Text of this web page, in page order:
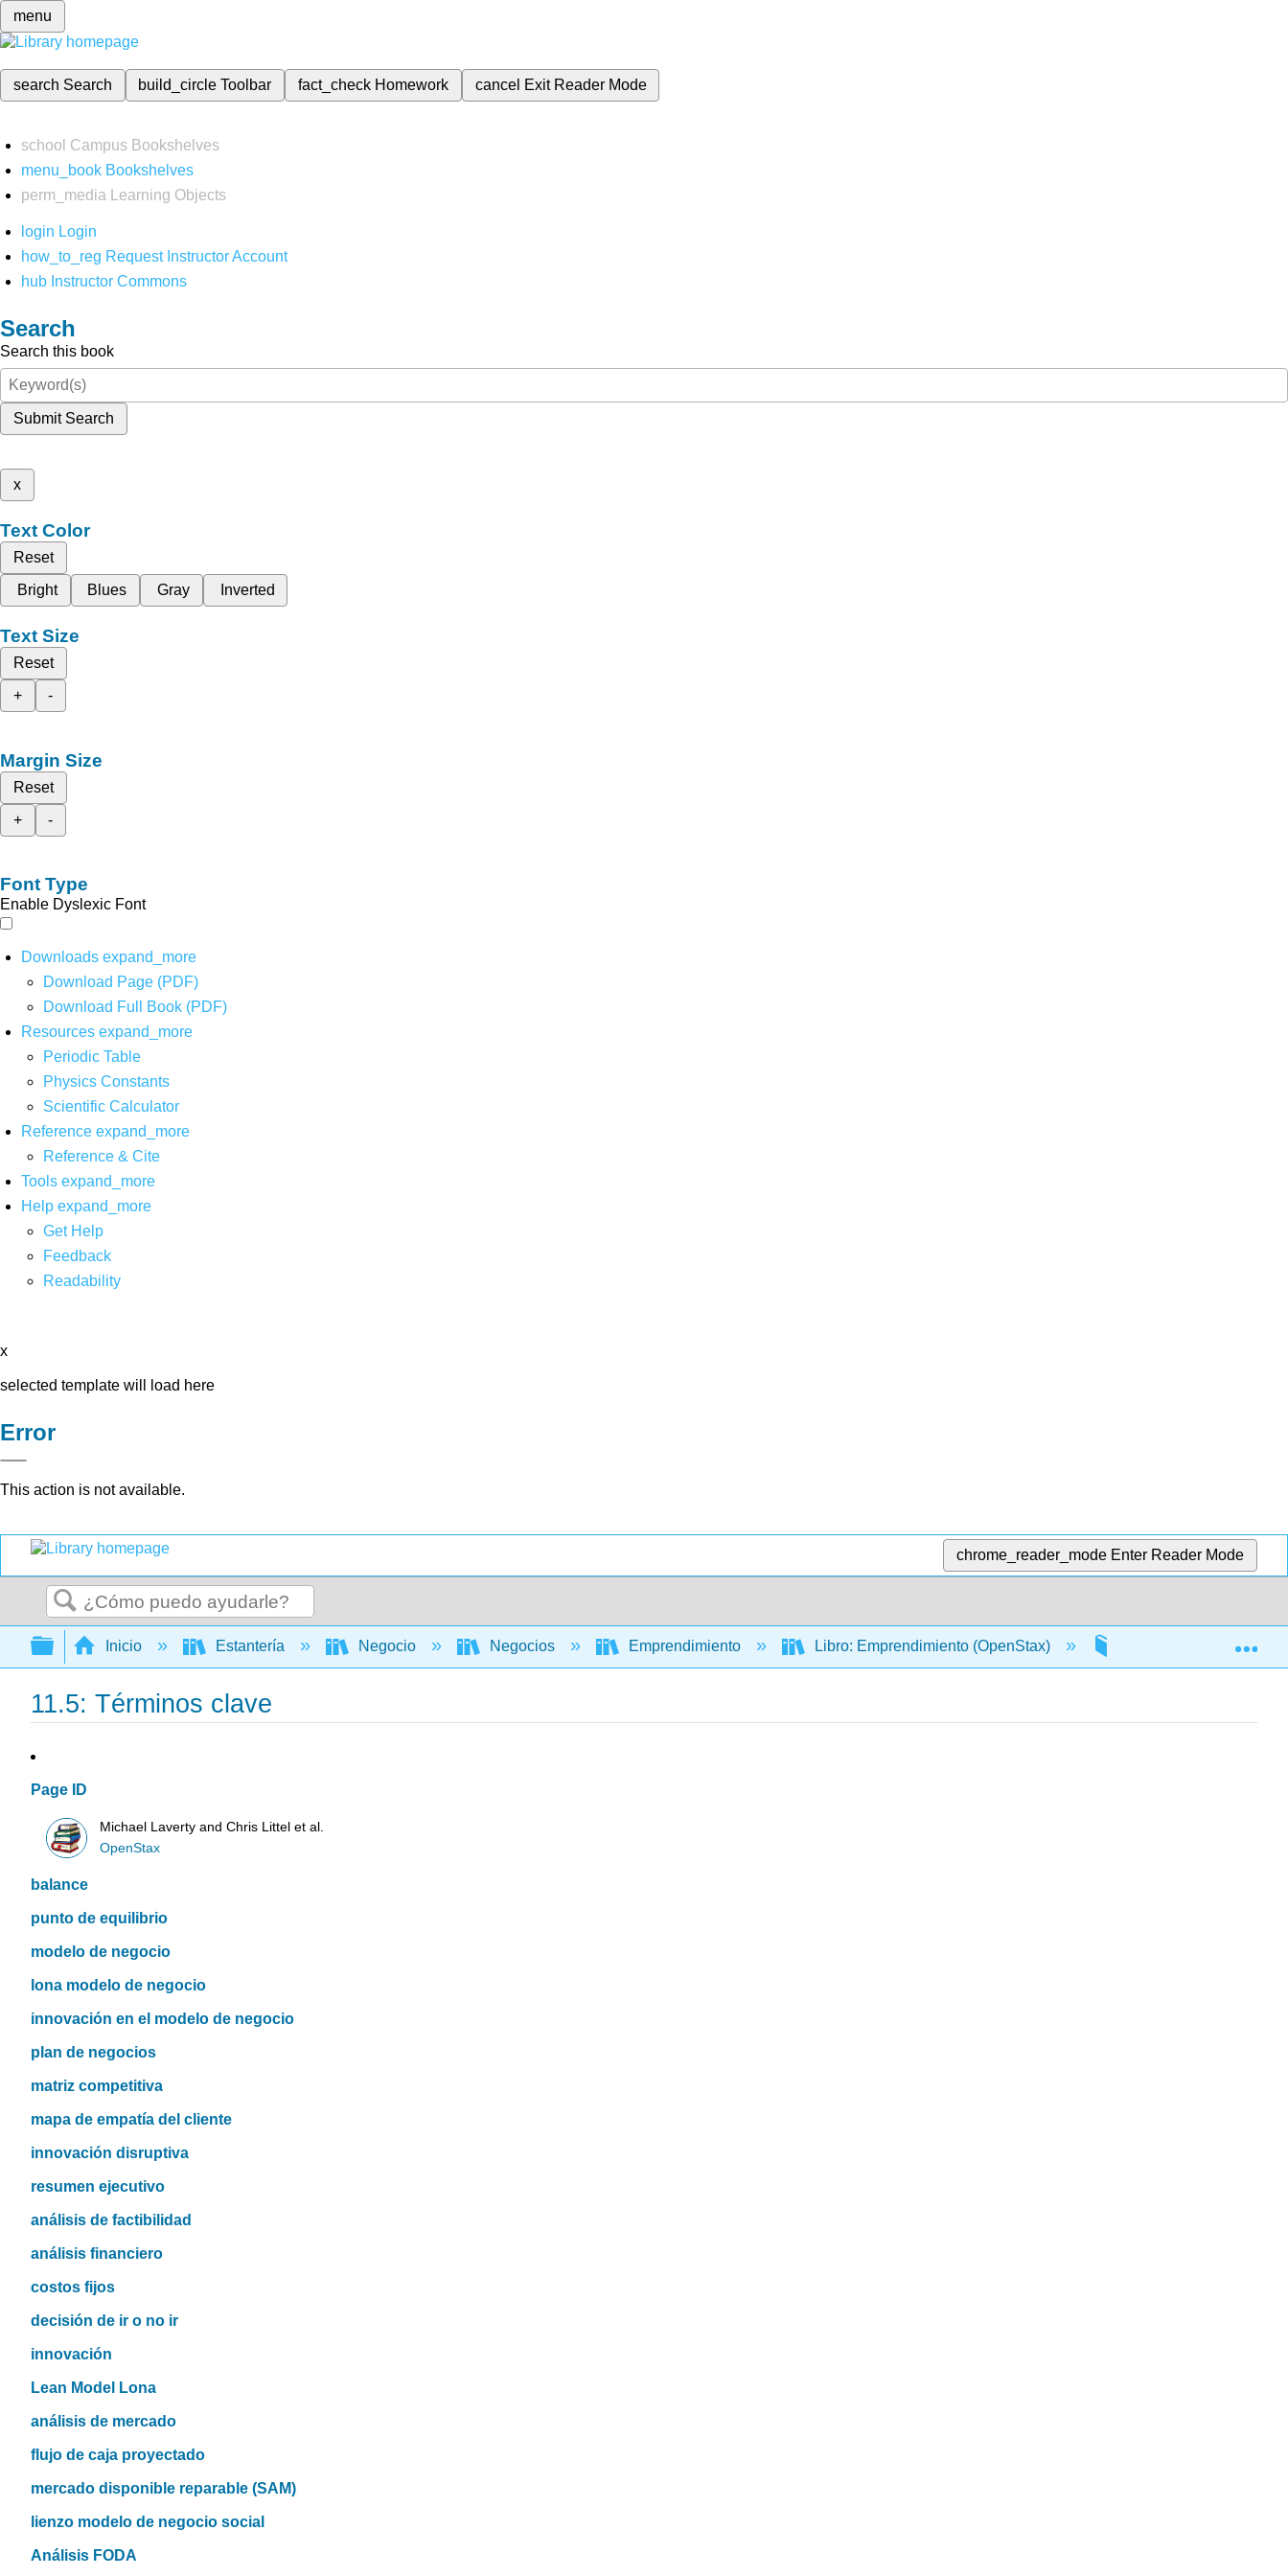
menu
search Search build_circleToolbar fact_check Homework cancel Exit Reader Mode
school Campus Bookshelves
menu_book Bookshelves
perm_media
Learning Objects
login Login
how_to_reg Request Instructor Account
hub Instructor Commons
Search
Search this book
Submit Search
x
Text Color
Reset
Bright
Blues Gray Inverted
Text Size
Reset
+
-
Margin Size
Reset
+
-
Font Type
Enable Dyslexic Font
Downloads expand_more
Download Page (PDF)
Download Full Book (PDF)
Resources expand_more
Periodic Table
Physics Constants
Scientific Calculator
Reference expand_more
Reference & Cite
Tools expand_more
Help expand_more
Get Help
Feedback
Readability
x
selected template will load here
Error
This action is not available.
chrome_reader_mode Enter Reader Mode
Buscar
Expandir/contraer jerarquía global
Inicio Estantería Negocio Negocios Emprendimiento Libro: Emprendimiento (OpenStax) 11: Modelo y Plan de
11.5: Términos clave
Page ID
Michael Laverty and Chris Littel et al.
OpenStax
balance
punto de equilibrio
modelo de negocio
lona modelo de negocio
innovación en el modelo de negocio
plan de negocios
matriz competitiva
mapa de empatía del cliente
innovación disruptiva
resumen ejecutivo
análisis de factibilidad
análisis financiero
costos fijos
decisión de ir o no ir
innovación
Lean Model Lona
análisis de mercado
flujo de caja proyectado
mercado disponible reparable (SAM)
lienzo modelo de negocio social
Análisis FODA